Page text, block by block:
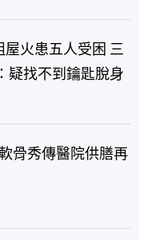
火患五人受困 三
疑找不到鑰匙脫身
骨秀傳醫院供膳再